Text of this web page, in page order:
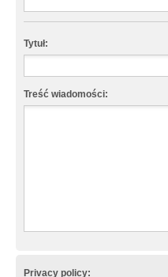
Tytuł:
Treść wiadomości:
Privacy policy: